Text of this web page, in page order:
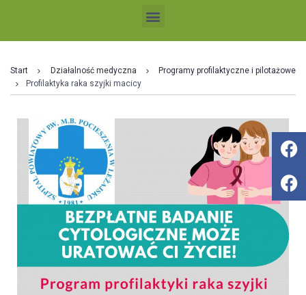
Start Działalność medyczna
Programy profilaktyczne i pilotażowe
Profilaktyka raka szyjki macicy